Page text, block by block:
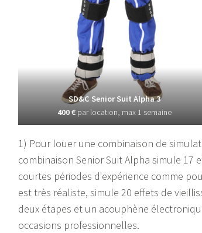
SD&C Senior Suit Alpha 3
400 €par location, max 1 semaine
1) Pour louer une combinaison de
combinaison Senior Suit Alpha simule
courtes périodes d'expérience comme
est très réaliste, simule 20 effets de
deux étapes et un acouphène
occasions professionnelles.